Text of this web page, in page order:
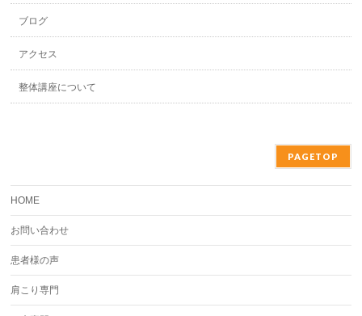
ブログ
アクセス
整体講座について
PAGETOP
HOME
お問い合わせ
患者様の声
肩こり専門